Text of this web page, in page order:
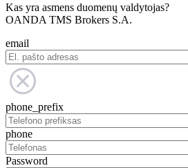
Kas yra asmens duomenų valdytojas?
OANDA TMS Brokers S.A.
email
phone_prefix
phone
Password